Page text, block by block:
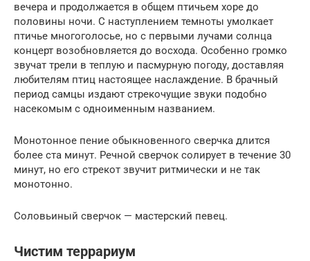
вечера и продолжается в общем птичьем хоре до
половины ночи. С наступлением темноты умолкает
птичье многоголосье, но с первыми лучами солнца
концерт возобновляется до восхода. Особенно громко
звучат трели в теплую и пасмурную погоду, доставляя
любителям птиц настоящее наслаждение. В брачный
период самцы издают стрекочущие звуки подобно
насекомым с одноименным названием.
Монотонное пение обыкновенного сверчка длится
более ста минут. Речной сверчок солирует в течение 30
минут, но его стрекот звучит ритмически и не так
монотонно.
Соловьиный сверчок — мастерский певец.
Чистим террариум